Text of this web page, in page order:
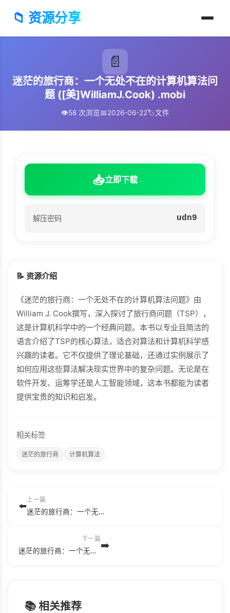
📁 资源分享
📄
迷茫的旅行商：一个无处不在的计算机算法问
题 ([美]WilliamJ.Cook) .mobi
👁️58 次浏览📅2026-06-22🏷️文件
📥立即下载
解压密码 udn9
📝 资源介绍
《迷茫的旅行商：一个无处不在的计算机算法问题》由
William J. Cook撰写，深入探讨了旅行商问题（TSP），
这是计算机科学中的一个经典问题。本书以专业且简洁的
语言介绍了TSP的核心算法，适合对算法和计算机科学感
兴趣的读者。它不仅提供了理论基础，还通过实例展示了
如何应用这些算法解决现实世界中的复杂问题。无论是在
软件开发、运筹学还是人工智能领域，这本书都能为读者
提供宝贵的知识和启发。
相关标签
迷茫的旅行商 计算机算法
⬅️
上一篇
迷茫的旅行商：一个无处不在的计算机算法问题 (William J.Cook [J.Cook, William]) .pdf
下一篇
迷茫的旅行商：一个无处不在的计算机算法问题 ([美]WilliamJ.Cook) .mobi ➡️
📚 相关推荐